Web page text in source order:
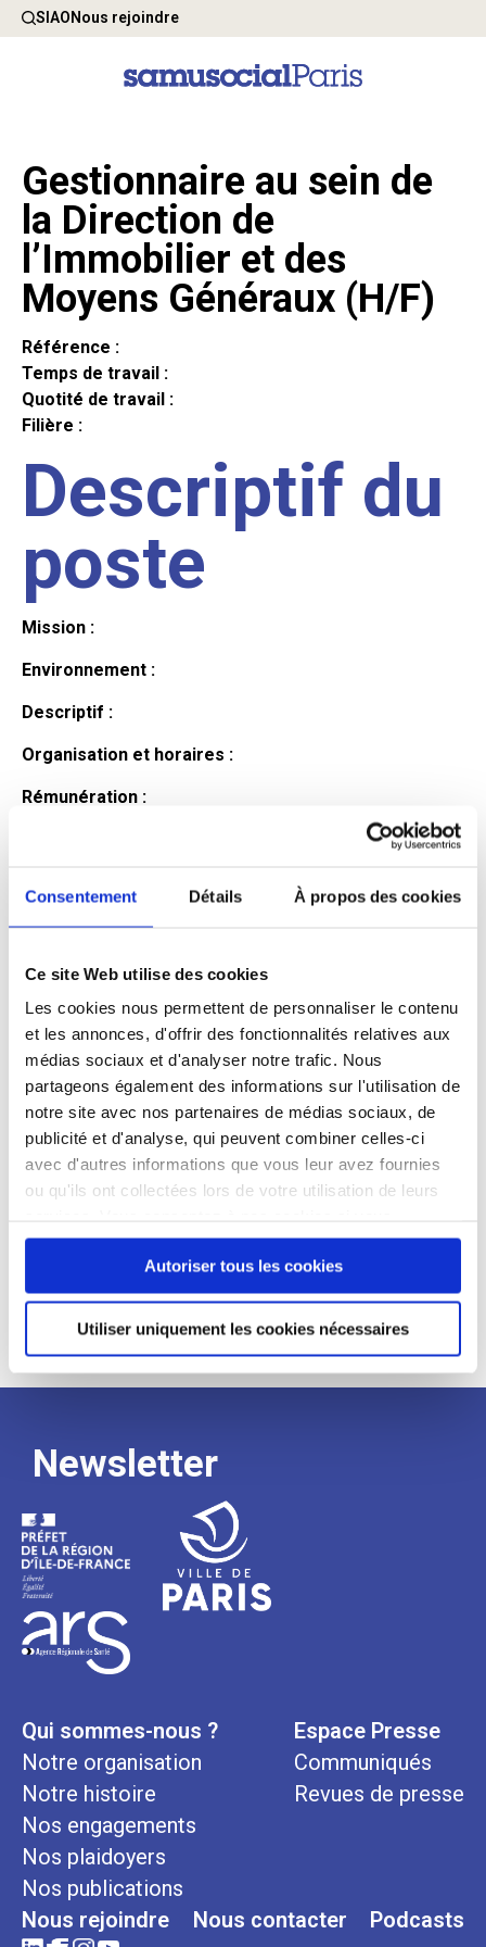
Consentement Détails À propos des cookies
Ce site Web utilise des cookies
Les cookies nous permettent de personnaliser le contenu
et les annonces, d'offrir des fonctionnalités relatives aux
médias sociaux et d'analyser notre trafic. Nous
partageons également des informations sur l'utilisation de
notre site avec nos partenaires de médias sociaux, de
publicité et d'analyse, qui peuvent combiner celles-ci
avec d'autres informations que vous leur avez fournies
ou qu'ils ont collectées lors de votre utilisation de leurs
continuez à utiliser notre site Web.
Autoriser tous les cookies
Utiliser uniquement les cookies nécessaires
SIAONous rejoindre
Gestionnaire au sein de
la Direction de
l’Immobilier et des
Moyens Généraux (H/F)
Référence :
Temps de travail :
Quotité de travail :
Filière :
Descriptif du
poste
Mission :
Environnement :
Descriptif :
Organisation et horaires :
Rémunération :
Profil du
candidat
Qualifications et diplômes :
Profil recherché :
Processus
de
recrutement
Newsletter
Qui sommes-nous ?
Notre organisation
Notre histoire
Nos engagements
Nos plaidoyers
Nos publications
Espace Presse
Communiqués
Revues de presse
Nous rejoindre Nous contacter Podcasts